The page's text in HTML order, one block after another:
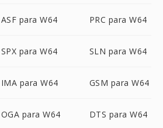
ASF para W64 PRC para W64
SPX para W64 SLN para W64
IMA para W64 GSM para W64
OGA para W64 DTS para W64